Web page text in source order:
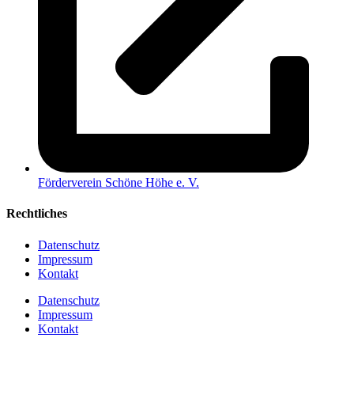
Förderverein Schöne Höhe e. V.
Rechtliches
Datenschutz
Impressum
Kontakt
Datenschutz
Impressum
Kontakt